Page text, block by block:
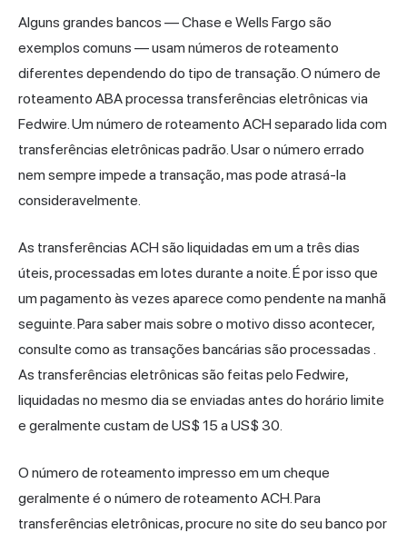
Alguns grandes bancos — Chase e Wells Fargo são
exemplos comuns — usam números de roteamento
diferentes dependendo do tipo de transação. O número de
roteamento ABA processa transferências eletrônicas via
Fedwire. Um número de roteamento ACH separado lida com
transferências eletrônicas padrão. Usar o número errado
nem sempre impede a transação, mas pode atrasá-la
consideravelmente.
As transferências ACH são liquidadas em um a três dias
úteis, processadas em lotes durante a noite. É por isso que
um pagamento às vezes aparece como pendente na manhã
seguinte. Para saber mais sobre o motivo disso acontecer,
consulte como as transações bancárias são processadas .
As transferências eletrônicas são feitas pelo Fedwire,
liquidadas no mesmo dia se enviadas antes do horário limite
e geralmente custam de US$ 15 a US$ 30.
O número de roteamento impresso em um cheque
geralmente é o número de roteamento ACH. Para
transferências eletrônicas, procure no site do seu banco por